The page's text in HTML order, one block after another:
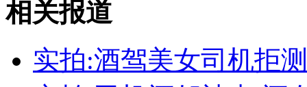
山西运城恶犬咬伤多人 警民合力深夜将其击毙
女孩北京地铁殴打老人 痛下狠手拳打脚踢
相关报道
实拍:酒驾美女司机拒